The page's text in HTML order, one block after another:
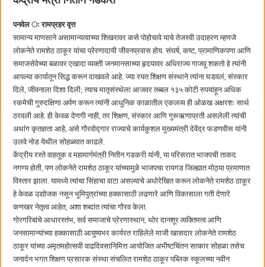
हर घर तिरंगा अभियानासंदर्भात पनवेलमध्ये बैठक
पनवेल ः रामप्रहर वृत्त
सामान्य माणसाने असामान्यत्वाच्या शिखरावर कसे पोहोचावे याचे तेजस्वी उदाहरण म्हणजे
लोकनेते रामशेठ ठाकूर यांचा प्रेरणादायी जीवनप्रवास होय. संघर्ष, कष्ट, प्रामाणिकपणा आणि
समाजसेवेच्या बळावर एखादा व्यक्ती जनमानसाच्या हृदयावर अधिराज्य गाजवू शकतो हे त्यांनी
आपल्या कार्यातून सिद्ध करून दाखवले आहे. ज्या रयत शिक्षण संस्थाने त्यांना घडवलं, संस्कार
दिले, जीवनाला दिशा दिली; त्याच मातृसंस्थेला आजवर तब्बल १३५ कोटी रुपयांहून अधिक
रकमेची गुरुदक्षिणा अर्पण करून त्यांनी आधुनिक काळातील एकलव्य ही ओळख अक्षरशः सार्थ
ठरवली आहे. ही केवळ देणगी नाही, तर शिक्षण, संस्कार आणि गुरूऋणाप्रती असलेली त्यांची
अथांग कृतज्ञता आहे, असे गौरवोद्गार राज्याचे कार्यकुशल मुख्यमंत्री देवेंद्र फडणवीस यांनी
उलवे नोड येथील सोहळ्यात काढले.
केंद्रीय रस्ते वाहतूक व महामार्गमंत्री नितीन गडकरी यांनी, या परिसरात भाजपची ताकद
नगण्य होती, पण लोकनेते रामशेठ ठाकूर यांच्यामुळे भाजपचा रायगड जिल्ह्यात मोठ्या प्रमाणात
विस्तार झाला. यामध्ये त्यांचा सिंहाचा वाटा असल्याचे अधोरेखित करून लोकनेते रामशेठ ठाकूर
हे केवळ उद्योजक नसून भूमिपुत्रांच्या हक्कासाठी लढणारे आणि विकासाला गती देणारे
कणखर नेतृत्व आहेत, अशा शब्दांत त्यांचा गौरव केला.
गोरगरिबांचे आधारस्तंभ, सर्व समाजाचे प्रेरणास्थान, थोर दानशूर व्यक्तिमत्व आणि
जनसामान्यांच्या हक्कासाठी आयुष्यभर कार्यरत राहिलेले माजी खासदार लोकनेते रामशेठ
ठाकूर यांच्या अमृतमहोत्सवी वाढदिवसानिमित्त आयोजित अभीष्टचिंतन सत्कार सोहळा तसेच
जनार्दन भगत शिक्षण प्रसारक संस्था संचलित रामशेठ ठाकूर पब्लिक स्कूलच्या नवीन